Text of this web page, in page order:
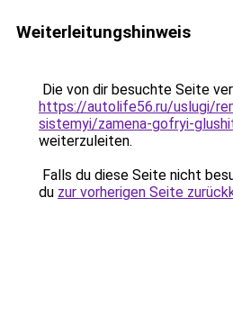
Weiterleitungshinweis
Die von dir besuchte Seite
https://autolife56.ru/uslugi/
sistemyi/zamena-gofryi-
weiterzuleiten.
Falls du diese Seite nicht
du zur vorherigen Seite